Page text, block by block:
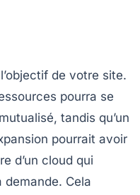
de votre site.
pourra se
, tandis qu’un
pourrait avoir
d’un cloud qui
Cela